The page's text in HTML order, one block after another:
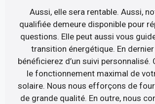
Aussi, elle sera rentable. Aussi,
qualifiée demeure disponible pour
questions. Elle peut aussi vous
transition énergétique. En dernier
bénéficierez d’un suivi personnalisé.
le fonctionnement maximal de
solaire. Nous nous efforçons de
de grande qualité. En outre, nous